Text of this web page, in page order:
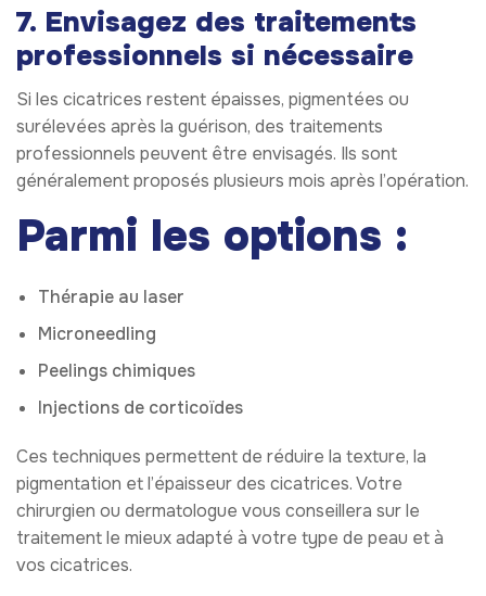
7. Envisagez des traitements
professionnels si nécessaire
Si les cicatrices restent épaisses, pigmentées ou
surélevées après la guérison, des traitements
professionnels peuvent être envisagés. Ils sont
généralement proposés plusieurs mois après l’opération.
Parmi les options :
Thérapie au laser
Microneedling
Peelings chimiques
Injections de corticoïdes
Ces techniques permettent de réduire la texture, la
pigmentation et l’épaisseur des cicatrices. Votre
chirurgien ou dermatologue vous conseillera sur le
traitement le mieux adapté à votre type de peau et à
vos cicatrices.